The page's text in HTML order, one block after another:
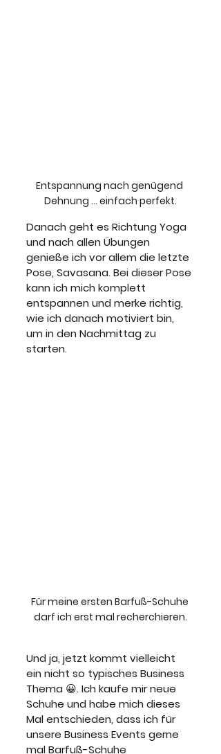
Entspannung nach genügend
Dehnung ... einfach perfekt.
Danach geht es Richtung Yoga
und nach allen Übungen
genieße ich vor allem die letzte
Pose, Savasana. Bei dieser Pose
kann ich mich komplett
entspannen und merke richtig,
wie ich danach motiviert bin,
um in den Nachmittag zu
starten.
Für meine ersten Barfuß-Schuhe
darf ich erst mal recherchieren.
Und ja, jetzt kommt vielleicht
ein nicht so typisches Business
Thema 😀. Ich kaufe mir neue
Schuhe und habe mich dieses
Mal entschieden, dass ich für
unsere Business Events gerne
mal Barfuß-Schuhe